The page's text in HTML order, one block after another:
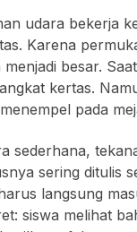
udara bekerja
Karena
menjadi besar.
kertas.
pada
sederhana,
sering ditulis
langsung
siswa melihat